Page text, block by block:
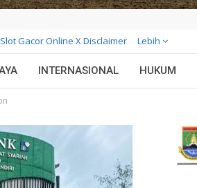
Gacor Online X Disclaimer Lebih
INTERNASIONAL HUKUM